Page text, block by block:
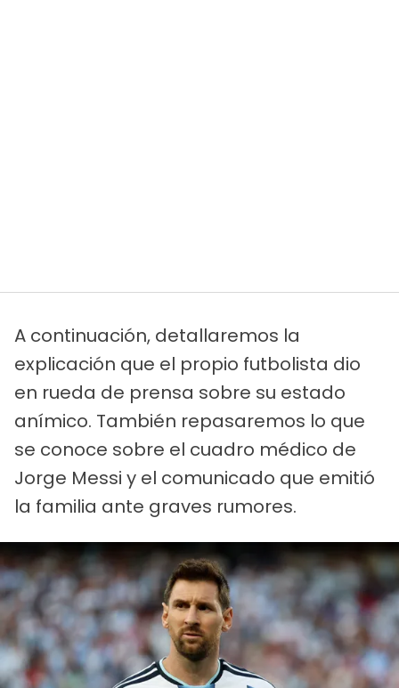
A continuación, detallaremos la
explicación que el propio futbolista dio
en rueda de prensa sobre su estado
anímico. También repasaremos lo que
se conoce sobre el cuadro médico de
Jorge Messi y el comunicado que emitió
la familia ante graves rumores.